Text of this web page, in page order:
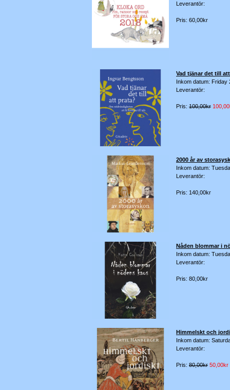
Leverantör:
Pris: 60,00kr
Vad tjänar det till
Inkom datum: Friday
Leverantör:
Pris: 100,00kr
2000 år av
Inkom datum:
Leverantör:
Pris: 140,00kr
Nåden blommar i
Inkom datum:
Leverantör:
Pris: 80,00kr
Himmelskt och
Inkom datum:
Leverantör:
Pris: 80,00kr 50,00kr